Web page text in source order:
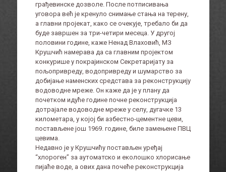
грађевинске дозволе. После потписивања
уговора већ је кренуло снимање стања на терену,
а главни пројекат, како се очекује, требало би да
буде завршен за три-четири месеца. У другој
половини године, каже Ненад Влаховић, МЗ
Крушчић намерава да са главним пројектом
конкурише у покрајинском Секретаријату за
пољопривреду, водопривреду и шумарство за
добијање наменских средстава за реконструкцију
водоводне мреже. Он каже да је у плану да
почетком идуће године почне реконструкција
дотрајале водоводне мреже у селу, дугачке 13
километара, у којој би азбестно-цементне цеви,
постављене још 1969. године, биле замењене ПВЦ
цевима.
Недавно је у Крушчићу постављен уређај
“хлороген” за аутоматско и еколошко хлорисање
пијаће воде, а ових дана почеће реконструкција